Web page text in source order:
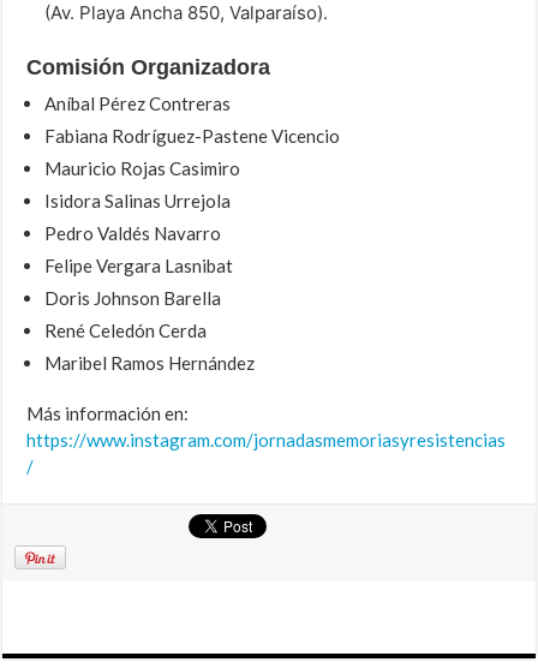
(Av. Playa Ancha 850, Valparaíso).
Comisión Organizadora
Aníbal Pérez Contreras
Fabiana Rodríguez-Pastene Vicencio
Mauricio Rojas Casimiro
Isidora Salinas Urrejola
Pedro Valdés Navarro
Felipe Vergara Lasnibat
Doris Johnson Barella
René Celedón Cerda
Maribel Ramos Hernández
Más información en:
https://www.instagram.com/jornadasmemoriasyresistencias
/